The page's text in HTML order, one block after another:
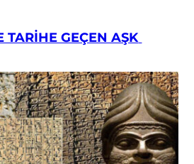
TARİHE GEÇEN AŞK